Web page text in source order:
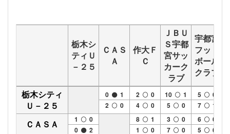
栃木シ
ティＵ
－２５
ＣＡＳ
Ａ
作大Ｆ
Ｃ
ＪＢＵ
Ｓ宇都
宮サッ
カーク
ラブ
宇都宮
フット
ボール
クラブ
栃木シティ
Ｕ－２５
0
1
2
0
2
0
4
0
10
1
5
0
5
0
7
1
ＣＡＳＡ 1
0
0
2
8
1
1
0
3
0
7
0
6
0
5
0